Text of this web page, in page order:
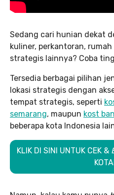
Sedang cari hunian dekat
kuliner, perkantoran,
strategis lainnya? Coba
Tersedia berbagai pilihan
lokasi strategis dengan
tempat strategis, seperti
semarang, maupun kost
beberapa kota Indonesia
KLIK DI SINI UNTUK CEK &